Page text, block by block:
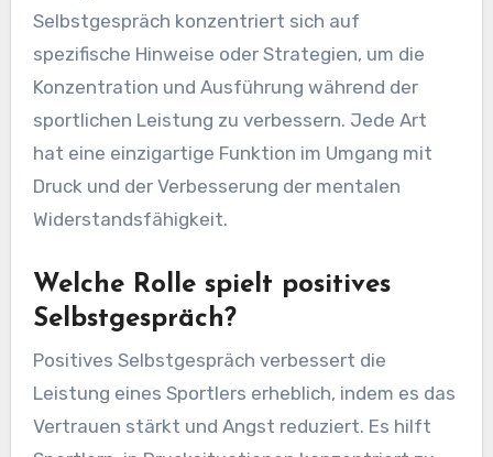
Selbstgespräch konzentriert sich auf
spezifische Hinweise oder Strategien, um die
Konzentration und Ausführung während der
sportlichen Leistung zu verbessern. Jede Art
hat eine einzigartige Funktion im Umgang mit
Druck und der Verbesserung der mentalen
Widerstandsfähigkeit.
Welche Rolle spielt positives
Selbstgespräch?
Positives Selbstgespräch verbessert die
Leistung eines Sportlers erheblich, indem es das
Vertrauen stärkt und Angst reduziert. Es hilft